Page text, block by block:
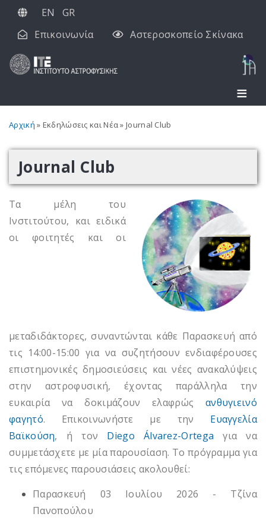
Παράκαμψη
προς
περιεχόμενο
EN
GR
Επικοινωνία
Αστεροσκοπείο Σκίνακα
Breadcrumb
Αρχική Εκδηλώσεις και Νέα Journal Club
Journal Club
Τα μέλη του
Ινστιτούτου, και ειδικά
οι φοιτητές και οι
μεταδιδάκτορες, συναντώνται κάθε Παρασκευή από
τις 14:00-15:00 για να συζητήσουν ενδιαφέρουσες
επιστημονικές δημοσιεύσεις και νέες ανακαλύψεις
στην αστροφυσική, έχοντας παράλληλα την
ευκαιρία να δοκιμάζουν ελαφρώς ανθυγιεινό
φαγητό. Επικοινωνήστε με την Ευαγγελία
Βαϊκούση, ή τον Diego Álvarez-Ortega για να
συμμετάσχετε με μία παρουσίαση. Το πρόγραμμα για
τις επόμενες παρουσιάσεις ακολουθεί:
Παρασκευή 03 Ιουλίου 2026 -
Τζίνα
Πανοπούλου